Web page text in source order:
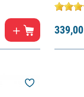
339,00